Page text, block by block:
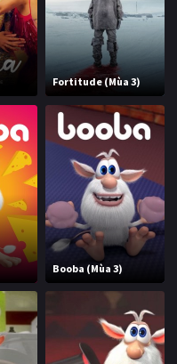
Fortitude (Mùa 3)
Booba (Mùa 3)